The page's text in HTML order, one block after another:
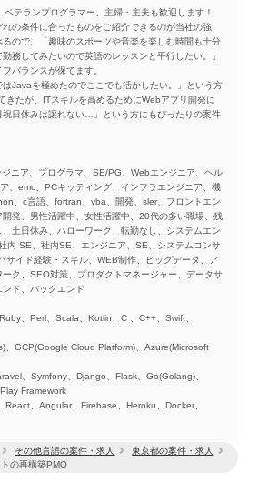
その他言語の案件・求人
東京都の案件・求人
トの再構築PMO
テランプログラマー、主婦・主夫も歓迎します！
の条件に合ったものをご紹介できるのが当社の強
ので、「趣味のスポーツや音楽を楽しむ時間も十分
務してみたいので英語のレッスンと平行したい。」
バランスが保てます。
Javaを極めたのでここでも活かしたい。」という方
きたが、ITスキルを高めるためにWebアプリ開発に
祝日休みは譲れない…」という方にもぴったりの案件
ニア、プログラマ、SE/PG、Webエンジニア、ヘル
、emc、PCキッティング、インフラエンジニア、機
、c言語、fortran、vba、開発、sler、フロントエン
開発、男性活躍中、女性活躍中、20代の多い職場、残
土日休み、ハローワーク、転勤なし、システムエン
内 SE、社内SE、エンジニア、SE、システムコンサ
サイド経験・スキル、WEB制作、ビッグデータ、ア
ク、SEO対策、プロダクトマネージャー、データサ
ド、バックエンド
、Perl、Scala、Kotlin、C 、C++、Swift、
、GCP(Google Cloud Platform)、Azure(Microsoft
、Symfony、Django、Flask、Go(Golang)、
Framework
、Angular、Firebase、Heroku、Docker、